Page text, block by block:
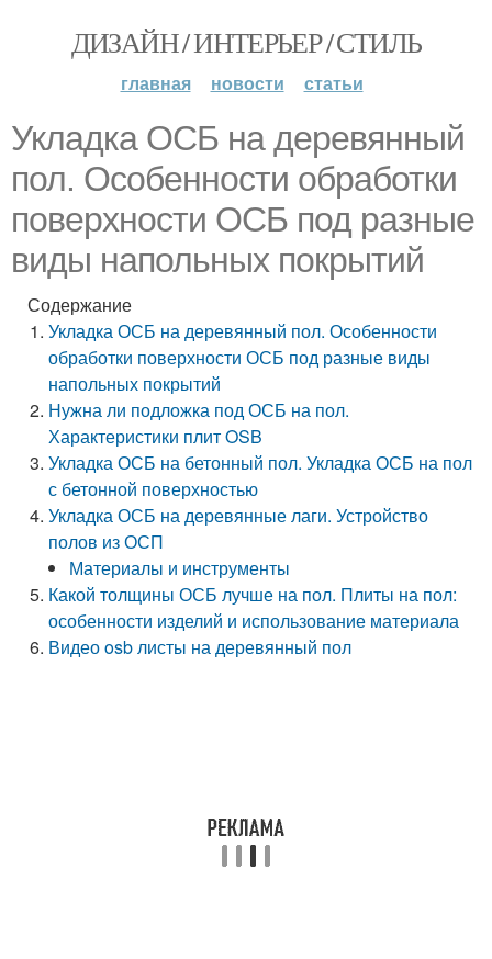
ДИЗАЙН / ИНТЕРЬЕР / СТИЛЬ
главная новости статьи
Укладка ОСБ на деревянный
пол. Особенности обработки
поверхности ОСБ под разные
виды напольных покрытий
Содержание
Укладка ОСБ на деревянный пол. Особенности
обработки поверхности ОСБ под разные виды
напольных покрытий
Нужна ли подложка под ОСБ на пол.
Характеристики плит OSB
Укладка ОСБ на бетонный пол. Укладка ОСБ на пол
с бетонной поверхностью
Укладка ОСБ на деревянные лаги. Устройство
полов из ОСП
Материалы и инструменты
Какой толщины ОСБ лучше на пол. Плиты на пол:
особенности изделий и использование материала
Видео osb листы на деревянный пол